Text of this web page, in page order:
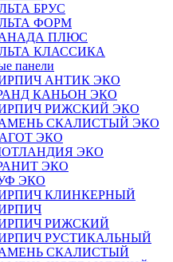
БРУС
ФОРМ
ПЛЮС
КЛАССИКА
панели
АНТИК ЭКО
КАНЬОН ЭКО
РИЖСКИЙ ЭКО
СКАЛИСТЫЙ ЭКО
ЭКО
ЭКО
ЭКО
ЭКО
КЛИНКЕРНЫЙ
РИЖСКИЙ
РУСТИКАЛЬНЫЙ
СКАЛИСТЫЙ